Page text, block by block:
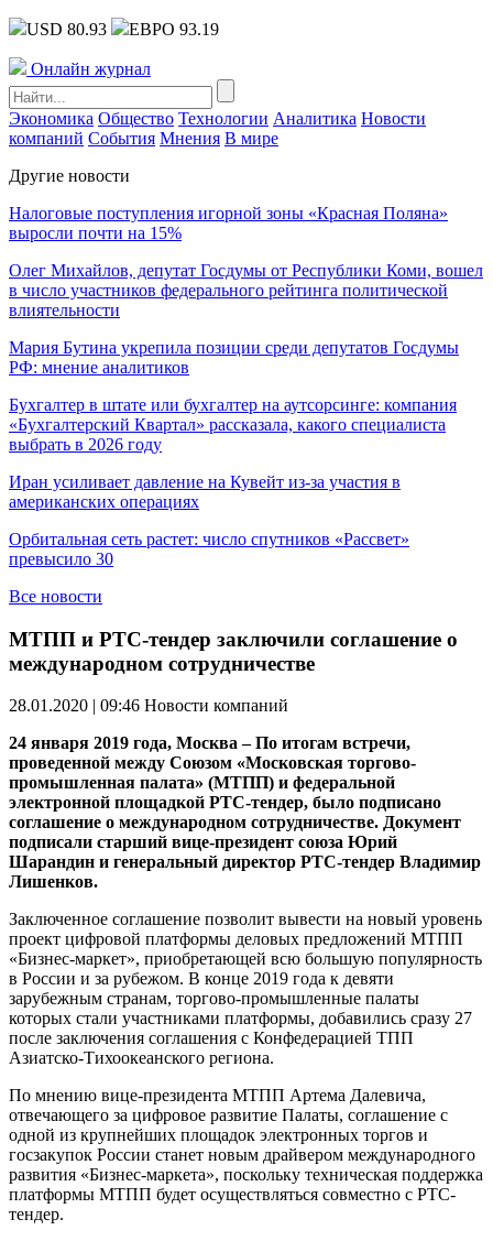
USD 80.93 ЕВРО 93.19
Онлайн журнал
Экономика Общество Технологии Аналитика Новости
компаний События Мнения В мире
Другие новости
Налоговые поступления игорной зоны «Красная Поляна»
выросли почти на 15%
Олег Михайлов, депутат Госдумы от Республики Коми, вошел
в число участников федерального рейтинга политической
влиятельности
Мария Бутина укрепила позиции среди депутатов Госдумы
РФ: мнение аналитиков
Бухгалтер в штате или бухгалтер на аутсорсинге: компания
«Бухгалтерский Квартал» рассказала, какого специалиста
выбрать в 2026 году
Иран усиливает давление на Кувейт из-за участия в
американских операциях
Орбитальная сеть растет: число спутников «Рассвет»
превысило 30
Все новости
МТПП и РТС-тендер заключили соглашение о
международном сотрудничестве
28.01.2020 | 09:46 Новости компаний
24 января 2019 года, Москва – По итогам встречи,
проведенной между Союзом «Московская торгово-
промышленная палата» (МТПП) и федеральной
электронной площадкой РТС-тендер, было подписано
соглашение о международном сотрудничестве. Документ
подписали старший вице-президент союза Юрий
Шарандин и генеральный директор РТС-тендер Владимир
Лишенков.
Заключенное соглашение позволит вывести на новый уровень
проект цифровой платформы деловых предложений МТПП
«Бизнес-маркет», приобретающей всю большую популярность
в России и за рубежом. В конце 2019 года к девяти
зарубежным странам, торгово-промышленные палаты
которых стали участниками платформы, добавились сразу 27
после заключения соглашения с Конфедерацией ТПП
Азиатско-Тихоокеанского региона.
По мнению вице-президента МТПП Артема Далевича,
отвечающего за цифровое развитие Палаты, соглашение с
одной из крупнейших площадок электронных торгов и
госзакупок России станет новым драйвером международного
развития «Бизнес-маркета», поскольку техническая поддержка
платформы МТПП будет осуществляться совместно с РТС-
тендер.